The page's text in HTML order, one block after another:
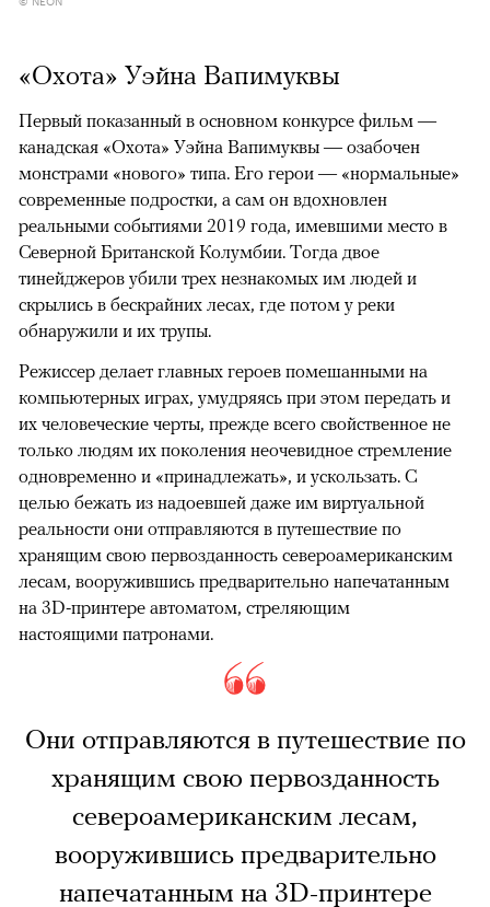
«Охота» Уэйна Вапимуквы
Первый показанный в основном конкурсе фильм —
канадская «Охота» Уэйна Вапимуквы — озабочен
монстрами «нового» типа. Его герои — «нормальные»
современные подростки, а сам он вдохновлен
реальными событиями 2019 года, имевшими место в
Северной Британской Колумбии. Тогда двое
тинейджеров убили трех незнакомых им людей и
скрылись в бескрайних лесах, где потом у реки
обнаружили и их трупы.
Режиссер делает главных героев помешанными на
компьютерных играх, умудряясь при этом передать и
их человеческие черты, прежде всего свойственное не
только людям их поколения неочевидное стремление
одновременно и «принадлежать», и ускользать. С
целью бежать из надоевшей даже им виртуальной
реальности они отправляются в путешествие по
хранящим свою первозданность североамериканским
лесам, вооружившись предварительно напечатанным
на 3D-принтере автоматом, стреляющим
настоящими патронами.
Они отправляются в путешествие по
хранящим свою первозданность
североамериканским лесам,
вооружившись предварительно
напечатанным на 3D-принтере